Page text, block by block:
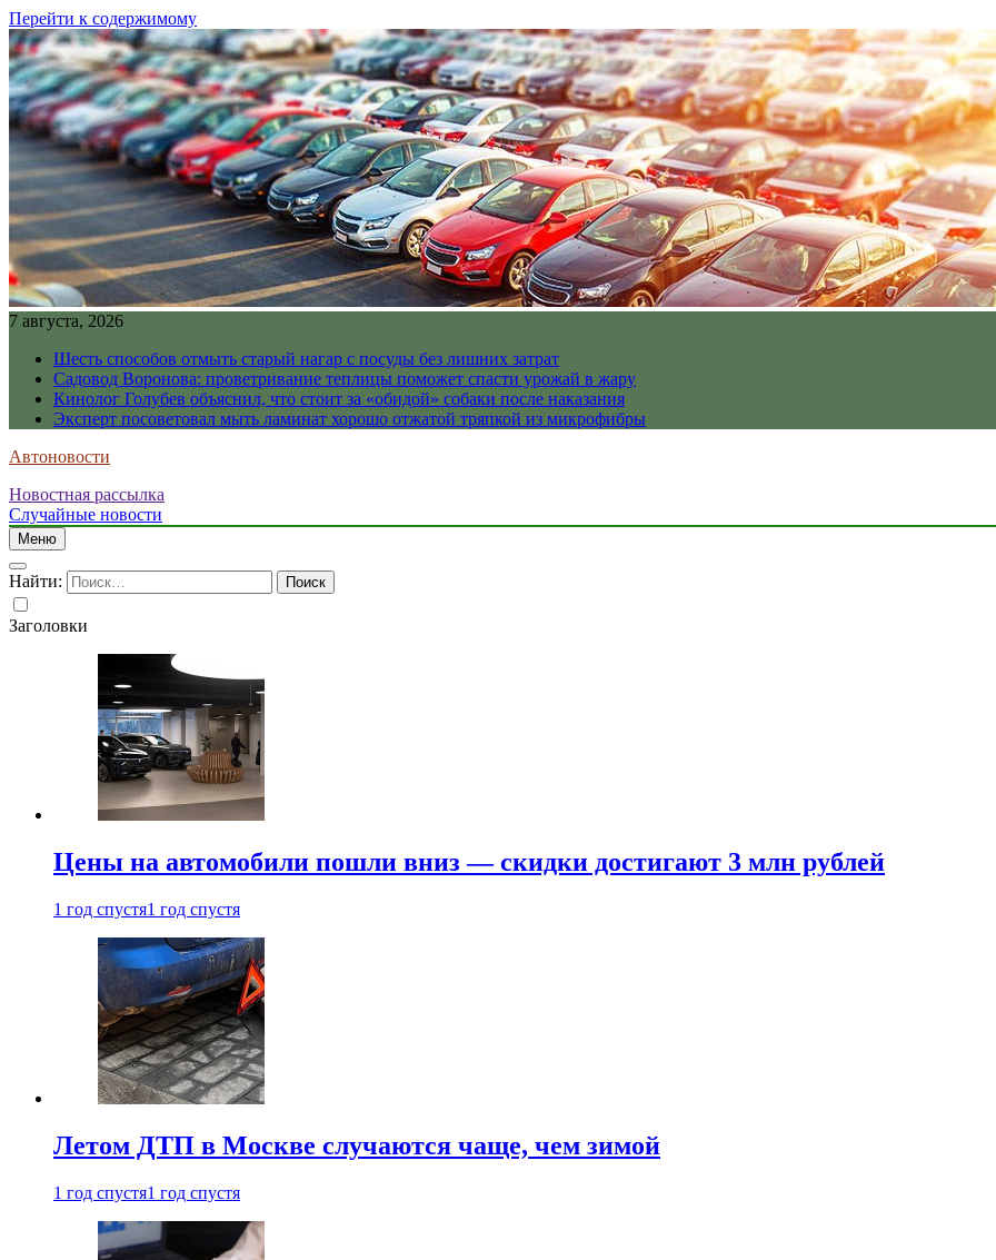
Перейти к содержимому
7 августа, 2026
Шесть способов отмыть старый нагар с посуды без лишних затрат
Садовод Воронова: проветривание теплицы поможет спасти урожай в жару
Кинолог Голубев объяснил, что стоит за «обидой» собаки после наказания
Эксперт посоветовал мыть ламинат хорошо отжатой тряпкой из микрофибры
Автоновости
Новостная рассылка
Случайные новости
Меню
Найти:
Заголовки
Цены на автомобили пошли вниз — скидки достигают 3 млн рублей
1 год спустя1 год спустя
Летом ДТП в Москве случаются чаще, чем зимой
1 год спустя1 год спустя